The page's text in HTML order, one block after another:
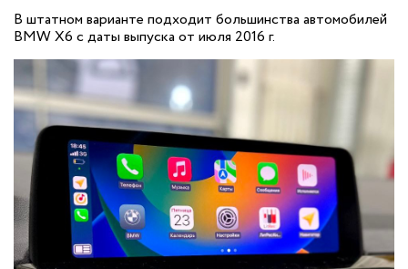
В штатном варианте подходит большинства автомобилей
BMW X6 с даты выпуска от июля 2016 г.